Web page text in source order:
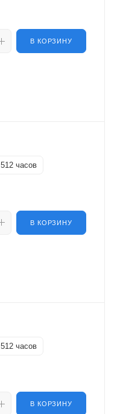
В КОРЗИНУ
512 часов
В КОРЗИНУ
512 часов
В КОРЗИНУ